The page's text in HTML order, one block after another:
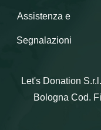
Assistenza e
Segnalazioni
Let's Donation S.r.l.
Bologna Cod.